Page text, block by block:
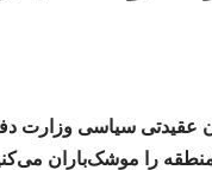
سیاسی وزارت
منطقه را موشک‌باران